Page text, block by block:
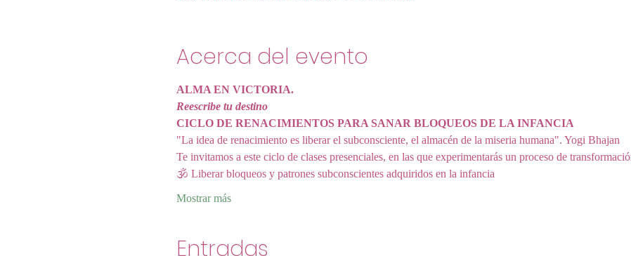
Acerca del evento
ALMA EN VICTORIA.
Reescribe tu destino
CICLO DE RENACIMIENTOS PARA SANAR BLOQUEOS DE LA INFANCIA
"La idea de renacimiento es liberar el subconsciente, el almacén de la miseria humana". Yogi Bhajan
Te invitamos a este ciclo de clases presenciales, en las que experimentarás un proceso de
🕉 Liberar bloqueos y patrones subconscientes adquiridos en la infancia
Mostrar más
Entradas